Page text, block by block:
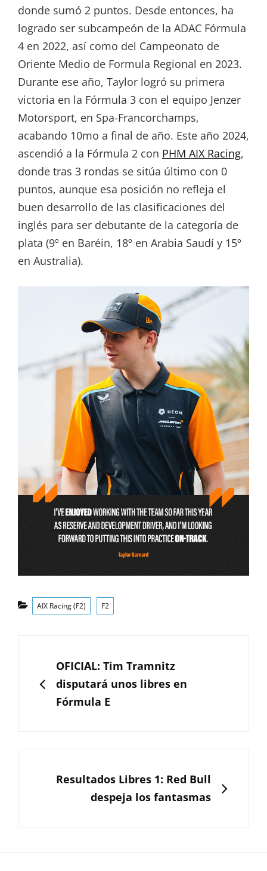
donde sumó 2 puntos. Desde entonces, ha
logrado ser subcampeón de la ADAC Fórmula
4 en 2022, así como del Campeonato de
Oriente Medio de Formula Regional en 2023.
Durante ese año, Taylor logró su primera
victoria en la Fórmula 3 con el equipo Jenzer
Motorsport, en Spa-Francorchamps,
acabando 10mo a final de año. Este año 2024,
ascendió a la Fórmula 2 con PHM AIX Racing,
donde tras 3 rondas se sitúa último con 0
puntos, aunque esa posición no refleja el
buen desarrollo de las clasificaciones del
inglés para ser debutante de la categoría de
plata (9º en Baréin, 18º en Arabia Saudí y 15º
en Australia).
Categorías
AIX Racing (F2) F2
entradas
ANTERIOR
OFICIAL: Tim Tramnitz
disputará unos libres en
Fórmula E
SIGUIENTE
Resultados Libres 1: Red Bull
despeja los fantasmas